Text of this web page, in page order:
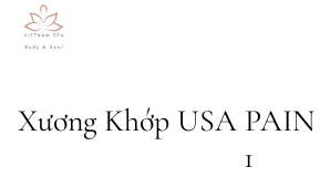
Xương Khớp USA
1